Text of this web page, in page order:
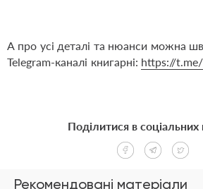
А про усі деталі та нюанси можна
Telegram-каналі книгарні: https://t.me/
Рекомендовані матеріали
Поділитися в